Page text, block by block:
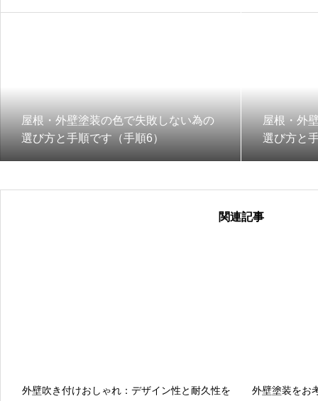
屋根・外壁塗装の色で失敗しない為の
選び方と手順です（手順6）
屋根・外
選び方と
関連記事
外壁吹き付けおしゃれ：デザイン性と耐久性を
外壁塗装をお